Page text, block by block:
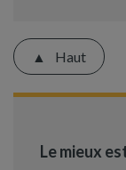
Haut
Le mieux